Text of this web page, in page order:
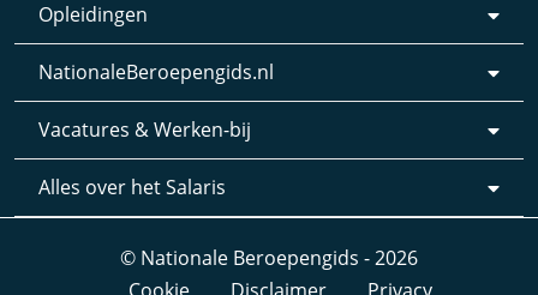
Opleidingen
NationaleBeroepengids.nl
Vacatures & Werken-bij
Alles over het Salaris
© Nationale Beroepengids - 2026